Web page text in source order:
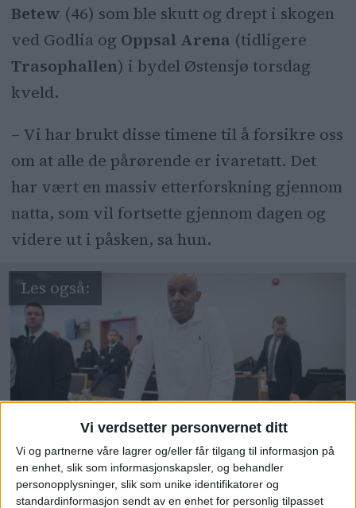
Vi verdsetter personvernet ditt
Vi og partnerne våre lagrer og/eller får tilgang til informasjon på
en enhet, slik som informasjonskapsler, og behandler
personopplysninger, slik som unike identifikatorer og
standardinformasjon sendt av en enhet for personlig tilpasset
Betew (46) som ble skutt og drept i skogen
ved Godlia og Oppsal Arena (tidligere
Trasophallen) i bydel Østensjø torsdag
kveld.
– Vi har brukt disse timene til å forsikre oss
om at alle de pårørende er ivaretatt. Det
har vært en massiv etterforskning gjennom
natta, som vil fortsette gjennom dagen og
videre ut i påsken, sa hun.
Nokas-raner Metkel Betew
skutt og drept ved Godlia